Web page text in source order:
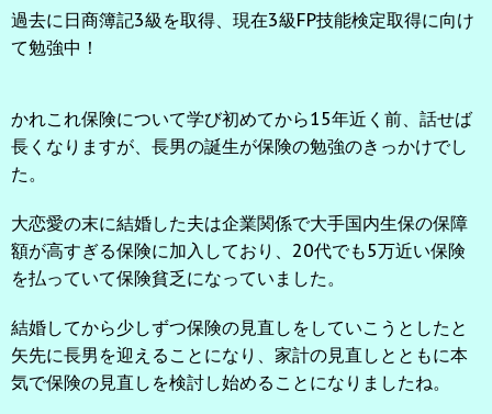
過去に日商簿記3級を取得、現在3級FP技能検定取得に向け
て勉強中！
かれこれ保険について学び初めてから15年近く前、話せば
長くなりますが、長男の誕生が保険の勉強のきっかけでし
た。
大恋愛の末に結婚した夫は企業関係で大手国内生保の保障
額が高すぎる保険に加入しており、20代でも5万近い保険
を払っていて保険貧乏になっていました。
結婚してから少しずつ保険の見直しをしていこうとしたと
矢先に長男を迎えることになり、家計の見直しとともに本
気で保険の見直しを検討し始めることになりましたね。